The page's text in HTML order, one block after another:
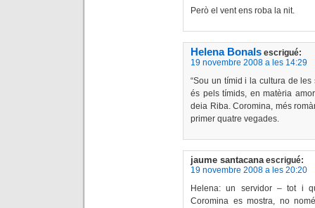
Però el vent ens roba la nit.
Helena Bonals escrigué:
19 novembre 2008 a les 14:29
“Sou un tímid i la cultura de les
és pels tímids, en matèria
deia Riba. Coromina, més
primer quatre vegades.
jaume santacana escrigué:
19 novembre 2008 a les 20:20
Helena: un servidor – tot i
Coromina es mostra, no